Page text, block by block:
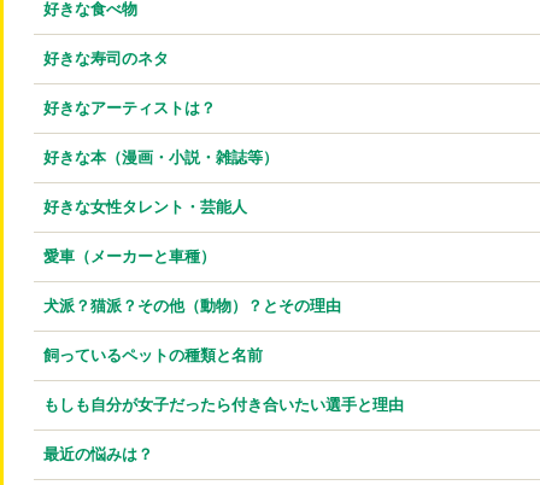
好きな食べ物
好きな寿司のネタ
好きなアーティストは？
好きな本（漫画・小説・雑誌等）
好きな女性タレント・芸能人
愛車（メーカーと車種）
犬派？猫派？その他（動物）？とその理由
飼っているペットの種類と名前
もしも自分が女子だったら付き合いたい選手と理由
最近の悩みは？